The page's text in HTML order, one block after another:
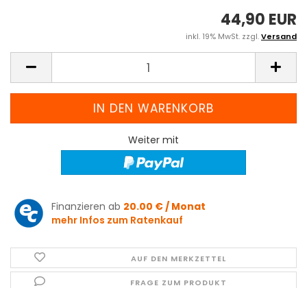
44,90 EUR
inkl. 19% MwSt. zzgl.Versand
Weiter mit
Finanzieren ab 20.00 € / Monat
mehr Infos zum Ratenkauf
AUF DEN MERKZETTEL
FRAGE ZUM PRODUKT